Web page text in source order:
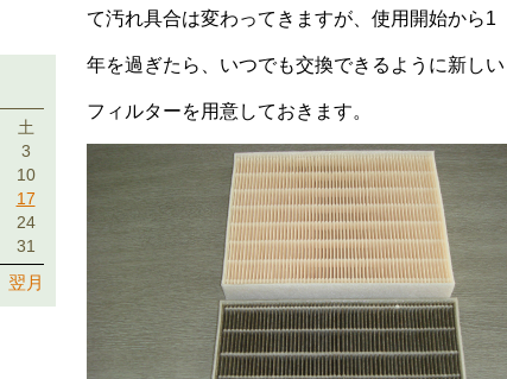
て汚れ具合は変わってきますが、使用開始から1
年を過ぎたら、いつでも交換できるように新しい
フィルターを用意しておきます。
土
3
10
17
24
31
翌月